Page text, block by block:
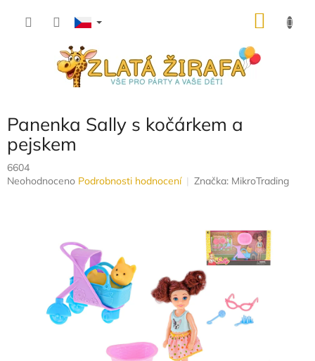
Panenka Sally s kočárkem a
pejskem
6604
Průměrné
Neohodnoceno Podrobnosti hodnocení Značka: MikroTrading